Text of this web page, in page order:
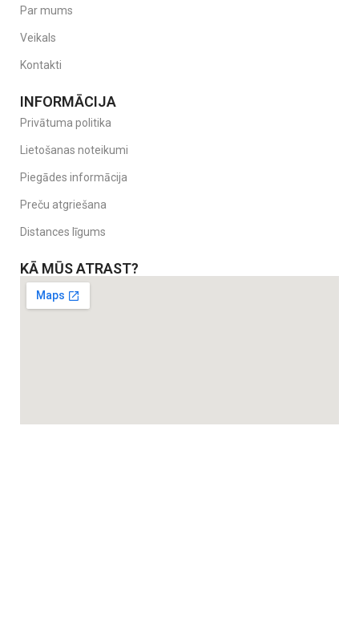
Par mums
Veikals
Kontakti
INFORMĀCIJA
Privātuma politika
Lietošanas noteikumi
Piegādes informācija
Preču atgriešana
Distances līgums
KĀ MŪS ATRAST?